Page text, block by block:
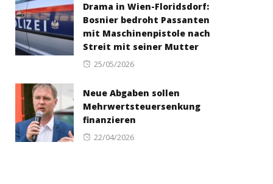
Drama in Wien-Floridsdorf:
Bosnier bedroht Passanten
mit Maschinenpistole nach
Streit mit seiner Mutter
Posted
25/05/2026
Neue Abgaben sollen
Mehrwertsteuersenkung
finanzieren
Posted
22/04/2026